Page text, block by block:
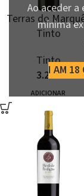
Ao aceder
mínima
I AM 18
Terras do
Tinto
Tinto
3.25€
ADICIONAR